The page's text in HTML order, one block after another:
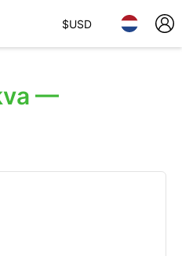
$USD
—